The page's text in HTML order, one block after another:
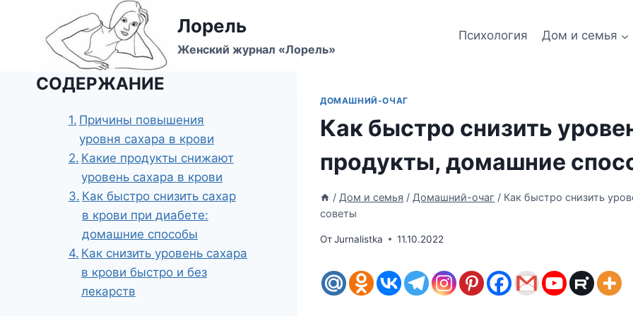
содержимому
Лорель
Женский журнал «Лорель»
Психология Дом и семья
ДОМАШНИЙ-ОЧАГ
Как быстро снизить
продукты, домашние
/ Дом и семья / Домашний-очаг / Как быстро снизить
советы
ОтJurnalistka 11.10.2022
СОДЕРЖАНИЕ
Причины повышения
уровня сахара в крови
Какие продукты снижают
уровень сахара в крови
Как быстро снизить сахар
в крови при диабете:
домашние способы
Как снизить уровень сахара
в крови быстро и без
лекарств